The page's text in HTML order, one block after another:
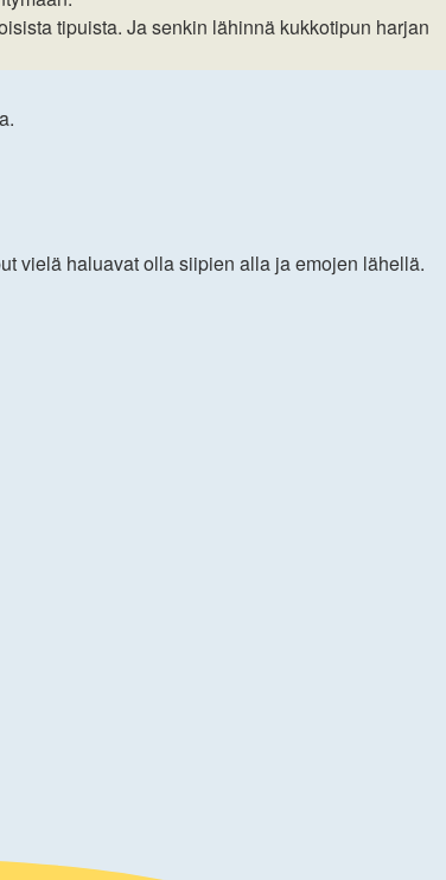
tipuista. Ja senkin lähinnä kukkotipun harjan
vielä haluavat olla siipien alla ja emojen lähellä.